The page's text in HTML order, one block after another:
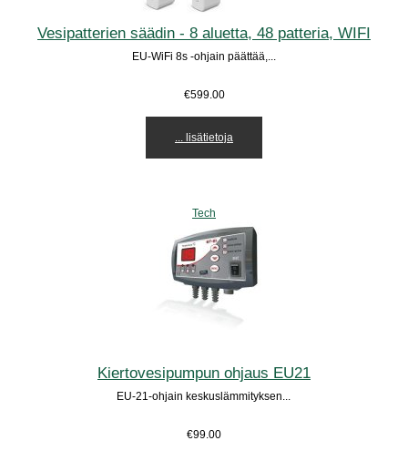
Vesipatterien säädin - 8 aluetta, 48 patteria, WIFI
EU-WiFi 8s -ohjain päättää,...
€599.00
... lisätietoja
Tech
Kiertovesipumpun ohjaus EU21
EU-21-ohjain keskuslämmityksen...
€99.00